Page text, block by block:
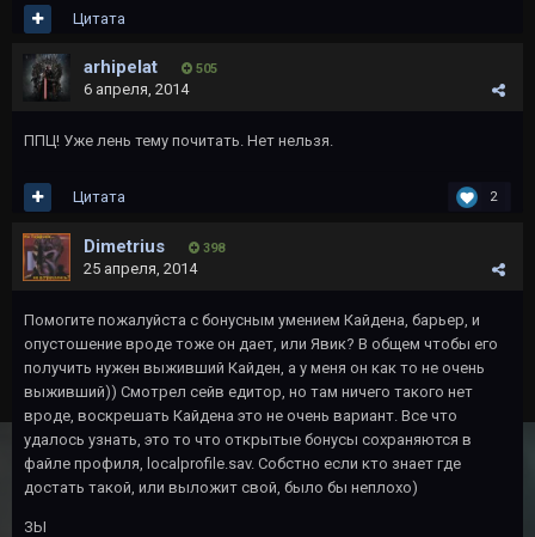
Цитата
arhipelat 505
6 апреля, 2014
ППЦ! Уже лень тему почитать. Нет нельзя.
2
Цитата
Dimetrius 398
25 апреля, 2014
Помогите пожалуйста с бонусным умением Кайдена, барьер, и
опустошение вроде тоже он дает, или Явик? В общем чтобы его
получить нужен выживший Кайден, а у меня он как то не очень
выживший)) Смотрел сейв едитор, но там ничего такого нет
вроде, воскрешать Кайдена это не очень вариант. Все что
удалось узнать, это то что открытые бонусы сохраняются в
файле профиля, localprofile.sav. Собстно если кто знает где
достать такой, или выложит свой, было бы неплохо)
ЗЫ